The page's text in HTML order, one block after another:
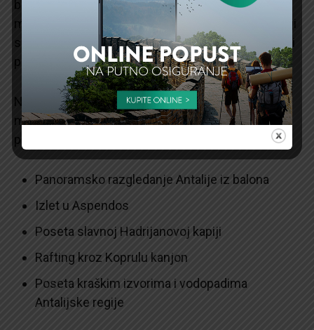
budite bez brige! I vi ćete imati šta da radite u
metropoli kao što je Antalija. Znamenitosti u Antaliji
su mnogobrojne, pa će ljubiteljima istorije ovde biti
posebno zabavno.
Naravno, postoje i mnoge aktivnosti i ture u kojima
možete učestvovati u ovom gradu, a neke od naših
preporuka uključuju:
Panoramsko razgledanje Antalije iz balona
Izlet u Aspendos
Poseta slavnoj Hadrijanovoj kapiji
Rafting kroz Koprulu kanjon
Poseta kraškim izvorima i vodopadima
Antalijske regije